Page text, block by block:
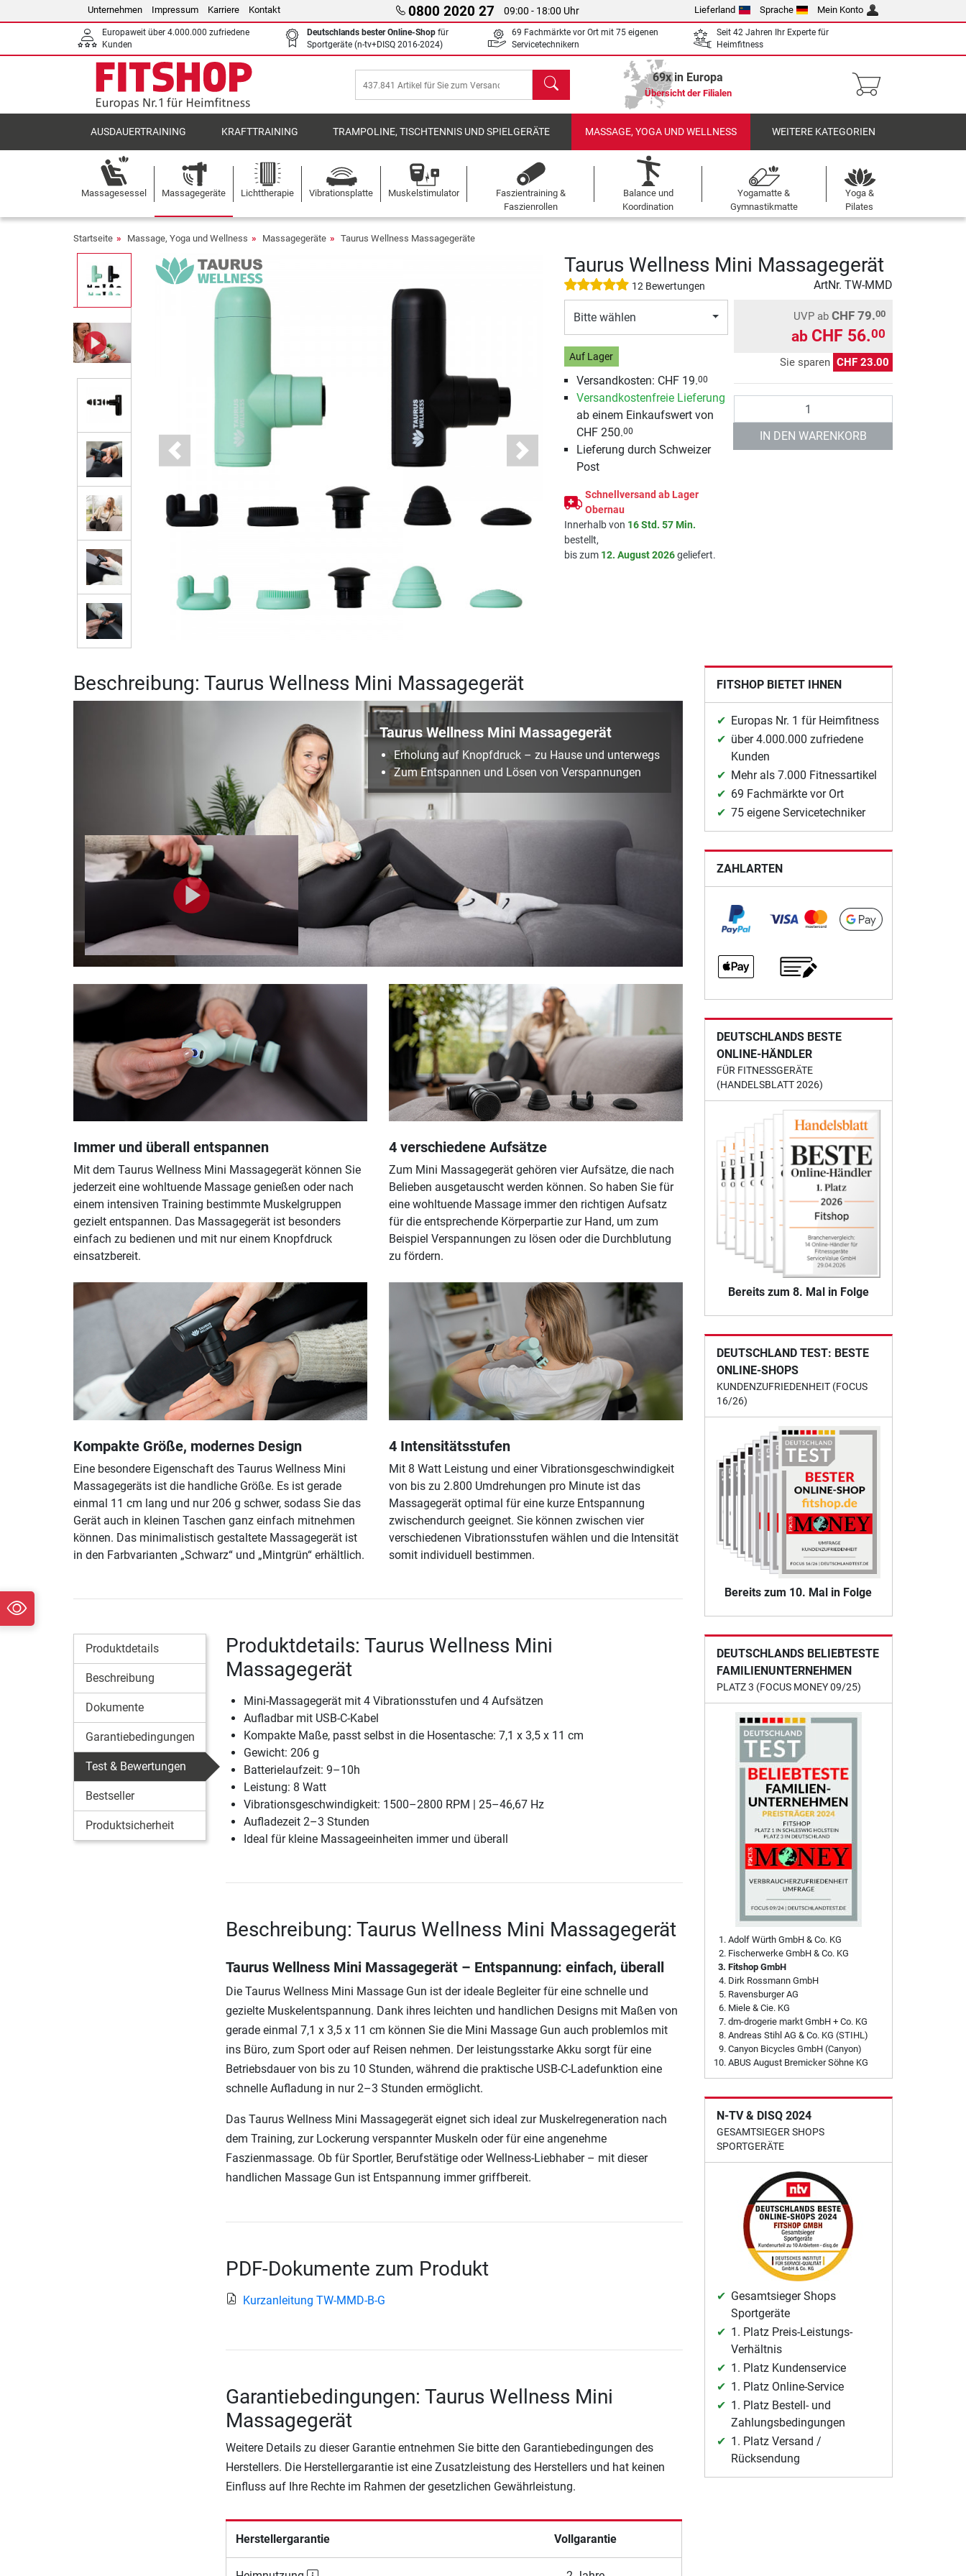
Unternehmen Impressum Karriere Kontakt 0800 2020 27 09:00 - 18:00 Uhr Lieferland Sprache Mein Konto
Europaweit über 4.000.000 zufriedene
Kunden
Deutschlands bester Online-Shop für
Sportgeräte (n-tv+DISQ 2016-2024)
69 Fachmärkte vor Ort mit 75 eigenen
Servicetechnikern
Seit 42 Jahren Ihr Experte für
Heimfitness
Suchen 69x in Europa
Übersicht der Filialen
AUSDAUERTRAINING KRAFTTRAINING TRAMPOLINE, TISCHTENNIS UND SPIELGERÄTE MASSAGE, YOGA UND WELLNESS WEITERE KATEGORIEN
Massagesessel Massagegeräte Lichttherapie Vibrationsplatte Muskelstimulator
Faszientraining &
Faszienrollen
Balance und
Koordination
Yogamatte &
Gymnastikmatte
Yoga &
Pilates
Startseite Massage, Yoga und Wellness Massagegeräte Taurus Wellness Massagegeräte
Previous Next
Taurus Wellness Mini Massagegerät
12 Bewertungen ArtNr. TW-MMD
Bitte wählen
Auf Lager
Versandkosten: CHF 19.00
Versandkostenfreie Lieferung
ab einem Einkaufswert von
CHF 250.00
Lieferung durch Schweizer
Post
Schnellversand ab Lager
Obernau
Innerhalb von 16 Std. 57 Min.
bestellt,
bis zum 12. August 2026geliefert.
UVP ab CHF 79.00
ab CHF 56.00
Sie sparen CHF 23.00
IN DEN WARENKORB
Beschreibung: Taurus Wellness Mini Massagegerät
Taurus Wellness Mini Massagegerät
Erholung auf Knopfdruck – zu Hause und unterwegs
Zum Entspannen und Lösen von Verspannungen
Immer und überall entspannen
Mit dem Taurus Wellness Mini Massagegerät können Sie
jederzeit eine wohltuende Massage genießen oder nach
einem intensiven Training bestimmte Muskelgruppen
gezielt entspannen. Das Massagegerät ist besonders
einfach zu bedienen und mit nur einem Knopfdruck
einsatzbereit.
4 verschiedene Aufsätze
Zum Mini Massagegerät gehören vier Aufsätze, die nach
Belieben ausgetauscht werden können. So haben Sie für
eine wohltuende Massage immer den richtigen Aufsatz
für die entsprechende Körperpartie zur Hand, um zum
Beispiel Verspannungen zu lösen oder die Durchblutung
zu fördern.
Kompakte Größe, modernes Design
Eine besondere Eigenschaft des Taurus Wellness Mini
Massagegeräts ist die handliche Größe. Es ist gerade
einmal 11 cm lang und nur 206 g schwer, sodass Sie das
Gerät auch in kleinen Taschen ganz einfach mitnehmen
können. Das minimalistisch gestaltete Massagegerät ist
in den Farbvarianten „Schwarz“ und „Mintgrün“ erhältlich.
4 Intensitätsstufen
Mit 8 Watt Leistung und einer Vibrationsgeschwindigkeit
von bis zu 2.800 Umdrehungen pro Minute ist das
Massagegerät optimal für eine kurze Entspannung
zwischendurch geeignet. Sie können zwischen vier
verschiedenen Vibrationsstufen wählen und die Intensität
somit individuell bestimmen.
Produktdetails
Beschreibung
Dokumente
Garantiebedingungen
Test & Bewertungen
Bestseller
Produktsicherheit
Produktdetails: Taurus Wellness Mini
Massagegerät
Mini-Massagegerät mit 4 Vibrationsstufen und 4 Aufsätzen
Aufladbar mit USB-C-Kabel
Kompakte Maße, passt selbst in die Hosentasche: 7,1 x 3,5 x 11 cm
Gewicht: 206 g
Batterielaufzeit: 9–10h
Leistung: 8 Watt
Vibrationsgeschwindigkeit: 1500–2800 RPM | 25–46,67 Hz
Aufladezeit 2–3 Stunden
Ideal für kleine Massageeinheiten immer und überall
Beschreibung: Taurus Wellness Mini Massagegerät
Taurus Wellness Mini Massagegerät – Entspannung: einfach, überall
Die Taurus Wellness Mini Massage Gun ist der ideale Begleiter für eine schnelle und
gezielte Muskelentspannung. Dank ihres leichten und handlichen Designs mit Maßen von
gerade einmal 7,1 x 3,5 x 11 cm können Sie die Mini Massage Gun auch problemlos mit
ins Büro, zum Sport oder auf Reisen nehmen. Der leistungsstarke Akku sorgt für eine
Betriebsdauer von bis zu 10 Stunden, während die praktische USB-C-Ladefunktion eine
schnelle Aufladung in nur 2–3 Stunden ermöglicht.
Das Taurus Wellness Mini Massagegerät eignet sich ideal zur Muskelregeneration nach
dem Training, zur Lockerung verspannter Muskeln oder für eine angenehme
Faszienmassage. Ob für Sportler, Berufstätige oder Wellness-Liebhaber – mit dieser
handlichen Massage Gun ist Entspannung immer griffbereit.
PDF-Dokumente zum Produkt
Kurzanleitung TW-MMD-B-G
Garantiebedingungen: Taurus Wellness Mini
Massagegerät
Weitere Details zu dieser Garantie entnehmen Sie bitte den Garantiebedingungen des
Herstellers. Die Herstellergarantie ist eine Zusatzleistung des Herstellers und hat keinen
Einfluss auf Ihre Rechte im Rahmen der gesetzlichen Gewährleistung.
Herstellergarantie Vollgarantie
FITSHOP BIETET IHNEN
Europas Nr. 1 für Heimfitness
über 4.000.000 zufriedene
Kunden
Mehr als 7.000 Fitnessartikel
69 Fachmärkte vor Ort
75 eigene Servicetechniker
ZAHLARTEN
DEUTSCHLANDS BESTE
ONLINE-HÄNDLER
FÜR FITNESSGERÄTE
(HANDELSBLATT 2026)
Bereits zum 8. Mal in Folge
DEUTSCHLAND TEST: BESTE
ONLINE-SHOPS
KUNDENZUFRIEDENHEIT (FOCUS
16/26)
Bereits zum 10. Mal in Folge
DEUTSCHLANDS BELIEBTESTE
FAMILIENUNTERNEHMEN
PLATZ 3 (FOCUS MONEY 09/25)
Adolf Würth GmbH & Co. KG
Fischerwerke GmbH & Co. KG
Fitshop GmbH
Dirk Rossmann GmbH
Ravensburger AG
Miele & Cie. KG
dm-drogerie markt GmbH + Co. KG
Andreas Stihl AG & Co. KG (STIHL)
Canyon Bicycles GmbH (Canyon)
ABUS August Bremicker Söhne KG
N-TV & DISQ 2024
GESAMTSIEGER SHOPS
SPORTGERÄTE
Gesamtsieger Shops
Sportgeräte
1. Platz Preis-Leistungs-
Verhältnis
1. Platz Kundenservice
1. Platz Online-Service
1. Platz Bestell- und
Zahlungsbedingungen
1. Platz Versand /
Rücksendung